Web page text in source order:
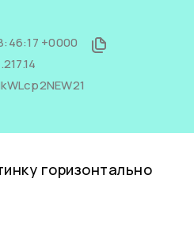
+0000
горизонтально